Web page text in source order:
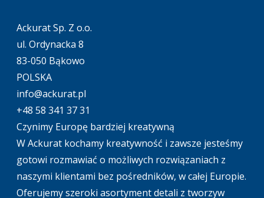
Ackurat Sp. Z o.o.
ul. Ordynacka 8
83-050 Bąkowo
POLSKA
info@ackurat.pl
+48 58 341 37 31
Czynimy Europę bardziej kreatywną
W Ackurat kochamy kreatywność i zawsze jesteśmy
gotowi rozmawiać o możliwych rozwiązaniach z
naszymi klientami bez pośredników, w całej Europie.
Oferujemy szeroki asortyment detali z tworzyw